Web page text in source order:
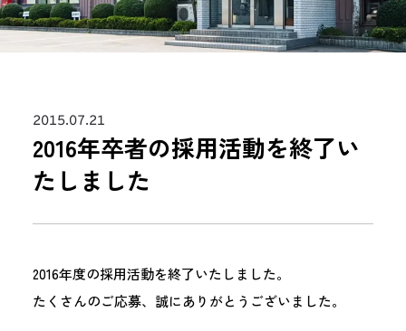
2015.07.21
2016年卒者の採用活動を終了い
たしました
2016年度の採用活動を終了いたしました。
たくさんのご応募、誠にありがとうございました。